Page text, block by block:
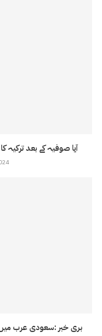
آیا صوفیہ کے بعد
بری خبر :سعودی عرب میں